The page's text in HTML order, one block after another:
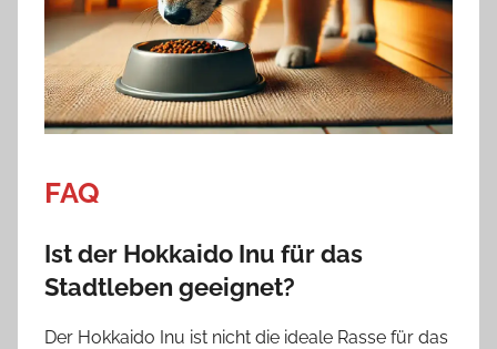
FAQ
Ist der Hokkaido Inu für das
Stadtleben geeignet?
Der Hokkaido Inu ist nicht die ideale Rasse für das